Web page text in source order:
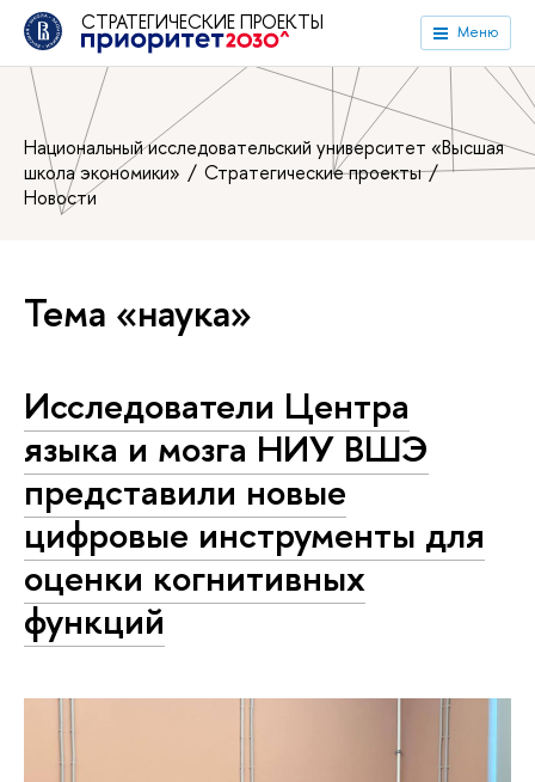
СТРАТЕГИЧЕСКИЕ ПРОЕКТЫ Меню
Национальный исследовательский университет «Высшая
школа экономики»
Стратегические проекты
Новости
Тема «наука»
Исследователи Центра
языка и мозга НИУ ВШЭ
представили новые
цифровые инструменты для
оценки когнитивных
функций